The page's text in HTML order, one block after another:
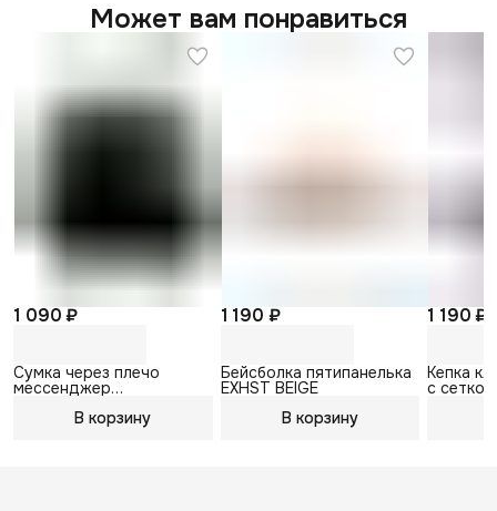
Может вам понравиться
1 090 ₽
Сумка через плечо
мессенджер
В корзину
1 190 ₽
Бейсболка пятипанелька
EXHST BEIGE
В корзину
1 190 ₽
Кепка
с сеткой